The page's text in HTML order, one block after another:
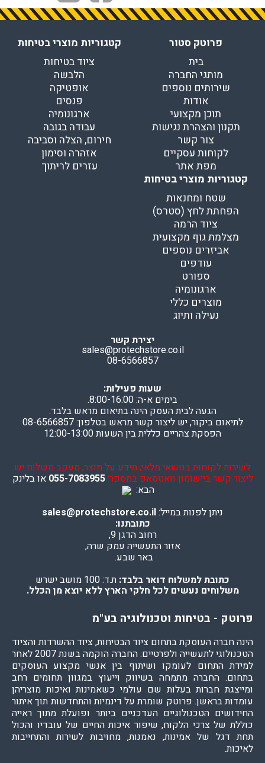
פרוטק סטור
בית
מותגי החברה
שירותים נוספים
אודות
תוכן מקצועי
תקנון והצהרת נגישות
צור קשר
לקוחות עסקיים
מפת אתר
קטגוריות מוצרי בטיחות
ציוד בטיחות
הלבשה
אופטיקה
פנסים
ארגונומיה
עבודה בגובה
חירום, הצלה וסביבה
אזהרה וסימון
עזרים לריתוך
קטגוריות מוצרי בטיחות
שטח ומחנאות
הפחתת לחץ (סטרס)
ציוד הרמה
מצלמת גוף מקצועית
אביזרים נוספים
עודפים
ספורט
ארגונומיה
מוצרים כללי
נעילה ותיוג
יצירת קשר
sales@protechstore.co.il
08-6566857
שעות פעילות:
בימים א-ה: 8:00-16:00.
הגעה לבית העסק הינה בתיאום מראש בלבד.
לתיאום ביקור, יש ליצור קשר מראש בטלפון: 08-6566857
הפסקת צהריים כללית בין השעות 12:00-13:00
לשירות לקוחות בנושאי מלאי, מידע על מוצר, מעקב משלוח יש
ליצור קשר ביישומון וואטסאפ במספר:055-7083955 או בלינק
הבא:
ניתן לפנות במייל:sales@protechstore.co.il
כתובתנו:
רחוב הדגן 9,
אזור התעשייה עמק שרה,
באר שבע.
כתובת למשלוח דואר בלבד: ת.ד: 100 מושב ישרש
משלוחים נעשים לכל חלקי הארץ ללא יוצא מן הכלל.
פרוטק - בטיחות וטכנולוגיה בע"מ
הינה חברה העוסקת בתחום ציוד הבטיחות, ציוד ההשרדות והציוד
הטכנולוגי לתעשייה ולפרטיים. החברה הוקמה בשנת 2007 לאחר
למידת התחום לעומקו ושיתוף בין אנשי מקצוע העוסקים
בתחום. החברה מתמחה בשיווק וייעוץ במגוון תחומים רחב
ומייצגת חברות בעלות שם עולמי כשאמינות ואיכות מוצריהן
עומדות בראשן. פרוטק שומרת על דינמיות והתחדשות תוך איתור
החידושים הטכנולוגיים העדכניים ביותר ופועלת מתוך ראייה
כוללת של צרכי הלקוח, שיפור איכות החיים של עובדיו והכול
תחת דגל של אמינות, נאמנות, מחויבות לשירות והתחייבות
לאיכות.